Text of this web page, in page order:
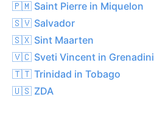
🇵🇲 Saint Pierre in Miquelon
🇸🇻 Salvador
🇸🇽 Sint Maarten
🇻🇨 Sveti Vincent in Grenadini
🇹🇹 Trinidad in Tobago
🇺🇸 ZDA